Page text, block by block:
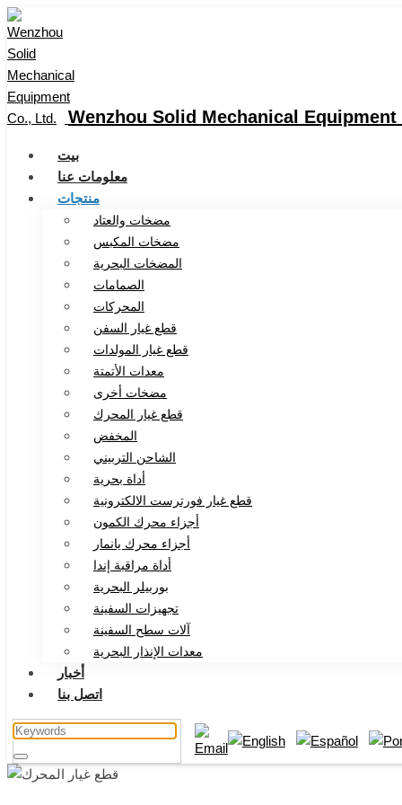
Wenzhou Solid Mechanical Equipment
بيت
معلومات عنا
منتجات
مضخات والعتاد
مضخات المكبس
المضخات البحرية
الصمامات
المحركات
قطع غيار السفن
قطع غيار المولدات
معدات الأتمتة
مضخات أخرى
قطع غيار المحرك
المخفض
الشاحن التربيني
أداة بحرية
قطع غيار فورترست الالكترونية
أجزاء محرك الكمون
أجزاء محرك يانمار
أداة مراقبة إندا
بوربيلر البحرية
تجهيزات السفينة
آلات سطح السفينة
معدات الإنذار البحرية
أخبار
اتصل بنا